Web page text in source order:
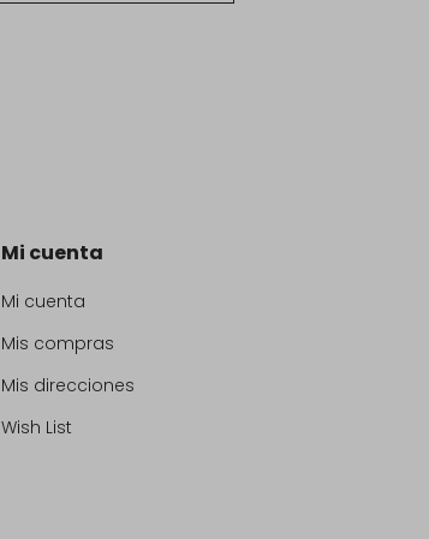
Mi cuenta
Mi cuenta
Mis compras
Mis direcciones
Wish List